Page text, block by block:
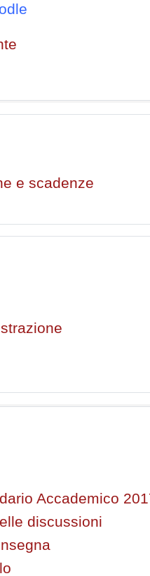
e scadenze
Accademico
discussioni